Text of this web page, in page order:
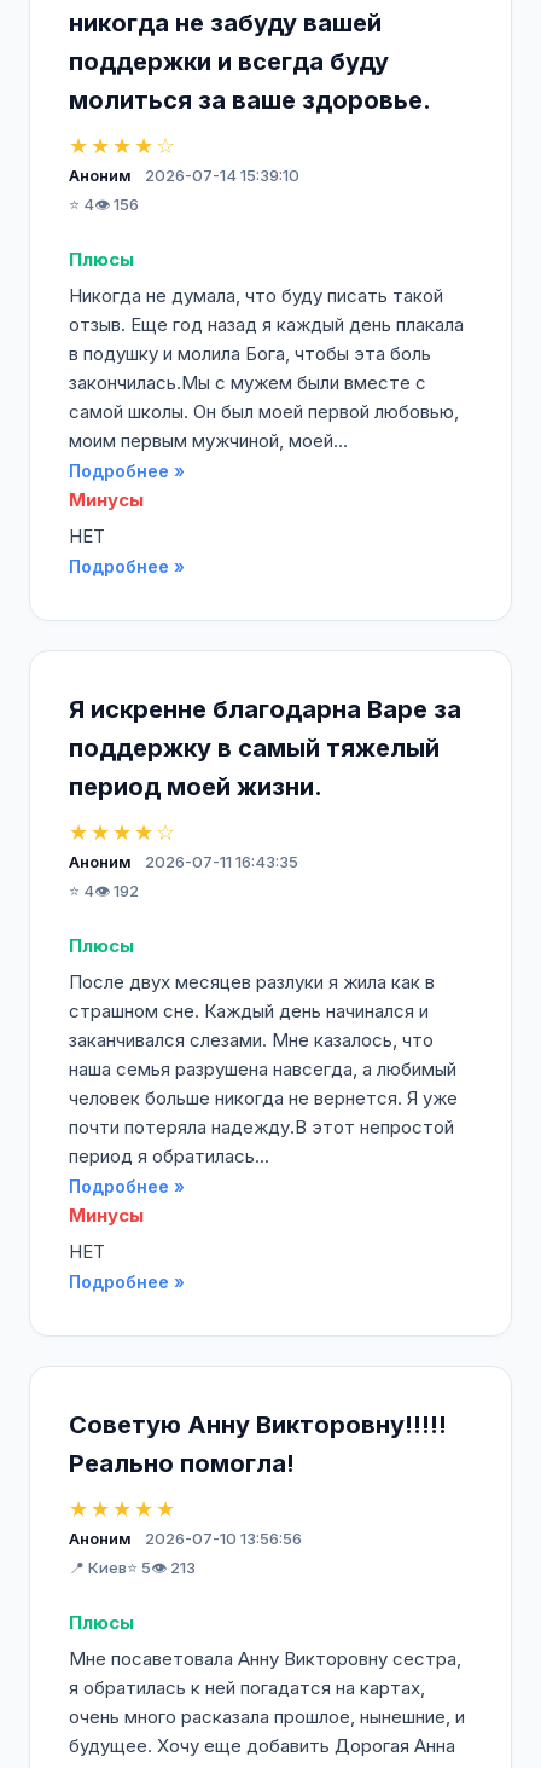
никогда не забуду вашей
поддержки и всегда буду
молиться за ваше здоровье.
★★★★☆
Аноним
2026-07-14 15:39:10
⭐ 4👁️ 156
Плюсы
Никогда не думала, что буду писать такой
отзыв. Еще год назад я каждый день плакала
в подушку и молила Бога, чтобы эта боль
закончилась.Мы с мужем были вместе с
самой школы. Он был моей первой любовью,
моим первым мужчиной, моей...
Подробнее »
Минусы
НЕТ
Подробнее »
Я искренне благодарна Варе за
поддержку в самый тяжелый
период моей жизни.
★★★★☆
Аноним
2026-07-11 16:43:35
⭐ 4👁️ 192
Плюсы
После двух месяцев разлуки я жила как в
страшном сне. Каждый день начинался и
заканчивался слезами. Мне казалось, что
наша семья разрушена навсегда, а любимый
человек больше никогда не вернется. Я уже
почти потеряла надежду.В этот непростой
период я обратилась...
Подробнее »
Минусы
НЕТ
Подробнее »
Советую Анну Викторовну!!!!!
Реально помогла!
★★★★★
Аноним
2026-07-10 13:56:56
📍 Киев⭐ 5👁️ 213
Плюсы
Мне посаветовала Анну Викторовну сестра,
я обратилась к ней погадатся на картах,
очень много расказала прошлое, нынешние, и
будущее. Хочу еще добавить Дорогая Анна